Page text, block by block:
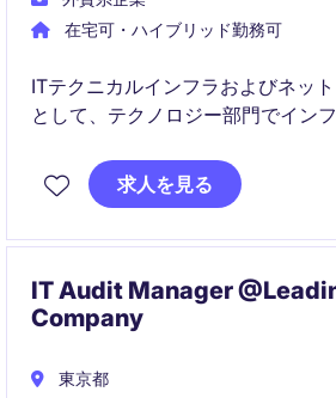
在宅可・ハイブリッド勤務可
ITテクニカルインフラおよびネッ
として、テクノロジー部門でイン
的なシステム環境を維持し、ビジ
役割です。
求人を見る
IT Audit Manager
Company
東京都